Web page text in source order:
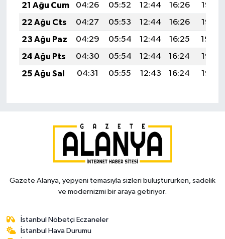
21 Ağu Cum
04:26 05:52 12:44 16:26
19:27
22 Ağu Cts
04:27 05:53 12:44 16:26
19:26
23 Ağu Paz
04:29 05:54 12:44 16:25
19:24
24 Ağu Pts
04:30 05:54 12:44 16:24
19:23
25 Ağu Sal
04:31 05:55 12:43 16:24 19:22
Gazete Alanya, yepyeni temasıyla sizleri buluştururken, sadelik
ve modernizmi bir araya getiriyor.
İstanbul Nöbetçi Eczaneler
İstanbul Hava Durumu